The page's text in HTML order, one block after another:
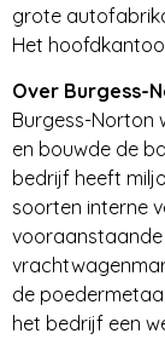
grote
Het
Over Burgess-
Burgess-Norton
en bouwde de
bedrijf heeft
soorten interne
de
het bedrijf een